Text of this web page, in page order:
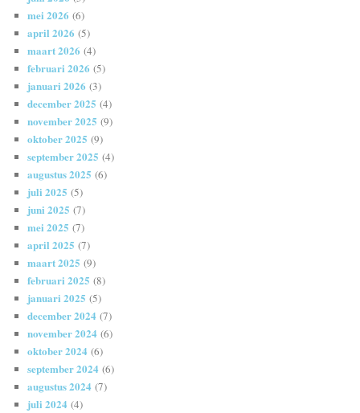
mei 2026 (6)
april 2026 (5)
maart 2026 (4)
februari 2026 (5)
januari 2026 (3)
december 2025 (4)
november 2025 (9)
oktober 2025 (9)
september 2025 (4)
augustus 2025 (6)
juli 2025 (5)
juni 2025 (7)
mei 2025 (7)
april 2025 (7)
maart 2025 (9)
februari 2025 (8)
januari 2025 (5)
december 2024 (7)
november 2024 (6)
oktober 2024 (6)
september 2024 (6)
augustus 2024 (7)
juli 2024 (4)